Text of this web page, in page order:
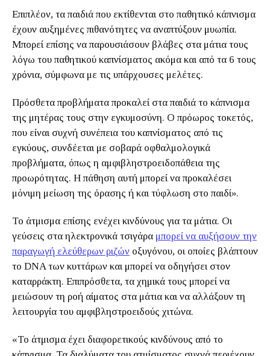
Επιπλέον, τα παιδιά που εκτίθενται στο παθητικό κάπνισμα
έχουν αυξημένες πιθανότητες να αναπτύξουν μυωπία.
Μπορεί επίσης να παρουσιάσουν βλάβες στα μάτια τους
λόγω του παθητικού καπνίσματος ακόμα και από τα 6 τους
χρόνια, σύμφωνα με τις υπάρχουσες μελέτες.
Πρόσθετα προβλήματα προκαλεί στα παιδιά το κάπνισμα
της μητέρας τους στην εγκυμοσύνη. Ο πρόωρος τοκετός,
που είναι συχνή συνέπεια του καπνίσματος από τις
εγκύους, συνδέεται με σοβαρά οφθαλμολογικά
προβλήματα, όπως η αμφιβληστροειδοπάθεια της
προωρότητας. Η πάθηση αυτή μπορεί να προκαλέσει
μόνιμη μείωση της όρασης ή και τύφλωση στο παιδί».
Το άτμισμα επίσης ενέχει κινδύνους για τα μάτια. Οι
γεύσεις στα ηλεκτρονικά τσιγάρα μπορεί να αυξήσουν την
παραγωγή ελεύθερων ριζών οξυγόνου, οι οποίες βλάπτουν
το DNA των κυττάρων και μπορεί να οδηγήσει στον
καταρράκτη. Επιπρόσθετα, τα χημικά τους μπορεί να
μειώσουν τη ροή αίματος στα μάτια και να αλλάξουν τη
λειτουργία του αμφιβληστροειδούς χιτώνα.
«Το άτμισμα έχει διαφορετικούς κινδύνους από το